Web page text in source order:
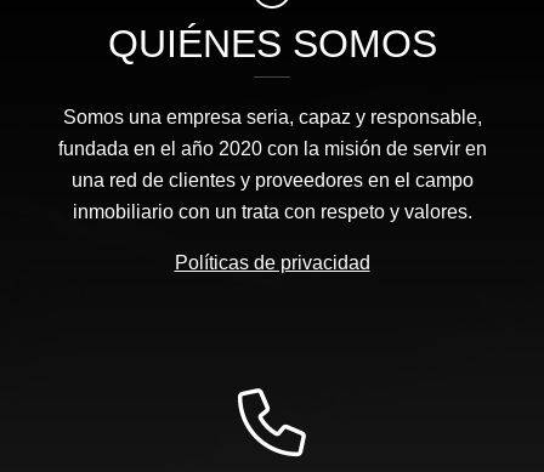
QUIÉNES SOMOS
Somos una empresa seria, capaz y responsable,
fundada en el año 2020 con la misión de servir en
una red de clientes y proveedores en el campo
inmobiliario con un trata con respeto y valores.
Políticas de privacidad